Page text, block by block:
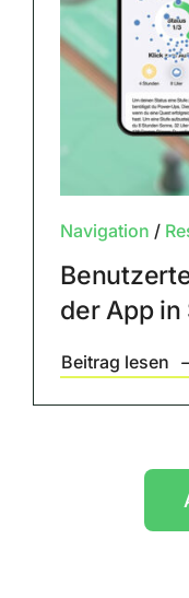
Navigation /
der App in
Beitrag lesen